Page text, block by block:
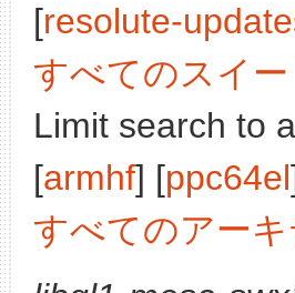
[resolute-
すべてのスイー
Limit search to
[armhf] [ppc64el
すべてのアーキ